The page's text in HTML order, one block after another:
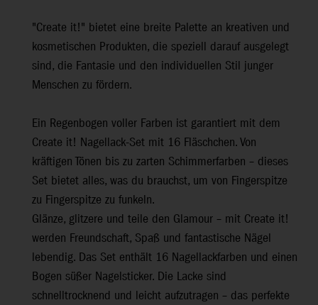
"Create it!" bietet eine breite Palette an kreativen und
kosmetischen Produkten, die speziell darauf ausgelegt
sind, die Fantasie und den individuellen Stil junger
Menschen zu fördern.
Ein Regenbogen voller Farben ist garantiert mit dem
Create it! Nagellack-Set mit 16 Fläschchen. Von
kräftigen Tönen bis zu zarten Schimmerfarben – dieses
Set bietet alles, was du brauchst, um von Fingerspitze
zu Fingerspitze zu funkeln.
Glänze, glitzere und teile den Glamour – mit Create it!
werden Freundschaft, Spaß und fantastische Nägel
lebendig. Das Set enthält 16 Nagellackfarben und einen
Bogen süßer Nagelsticker. Die Lacke sind
schnelltrocknend und leicht aufzutragen – das perfekte